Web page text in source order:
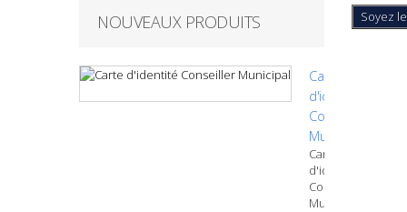
NOUVEAUX PRODUITS
Carte
d'identité
Conseiller
Municipal
Carte
d'identité
Conseiller
Municipal
Soyez